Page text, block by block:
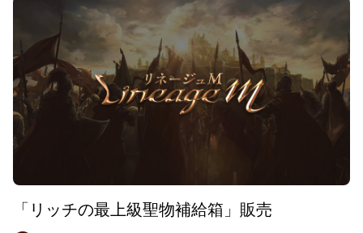
「リッチの最上級聖物補給箱」販売